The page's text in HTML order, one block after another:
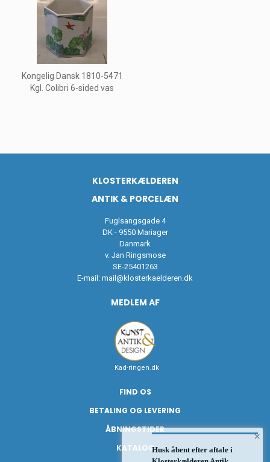
Kongelig Dansk 1810-5471
Kgl. Colibri 6-sided vas
KLOSTERKÆLDEREN
ANTIK & PORCELÆN
Fuglsangsgade 4
DK - 9550 Mariager
Danmark
v. Jan Ringsmose
SE-25401263
E-mail: mail@klosterkaelderen.dk
MEDLEM AF
Kad-ringen.dk
FIND OS
BETALING OG LEVERING
ÅBNINGSTIDER
KATALOG
×
Husk åbent efter aftale i